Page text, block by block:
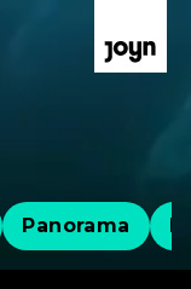
Panorama